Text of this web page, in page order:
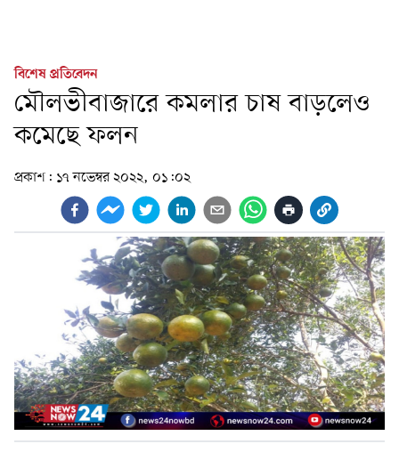
বিশেষ প্রতিবেদন
মৌলভীবাজারে কমলার চাষ বাড়লেও
কমেছে ফলন
প্রকাশ: ১৭ নভেম্বর ২০২২, ০১:০২